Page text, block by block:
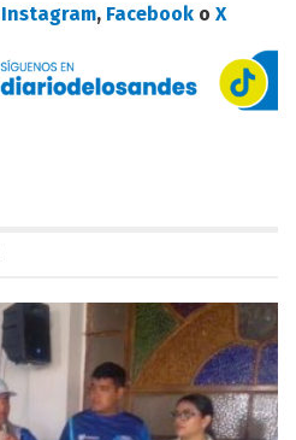
Instagram, Facebook o X